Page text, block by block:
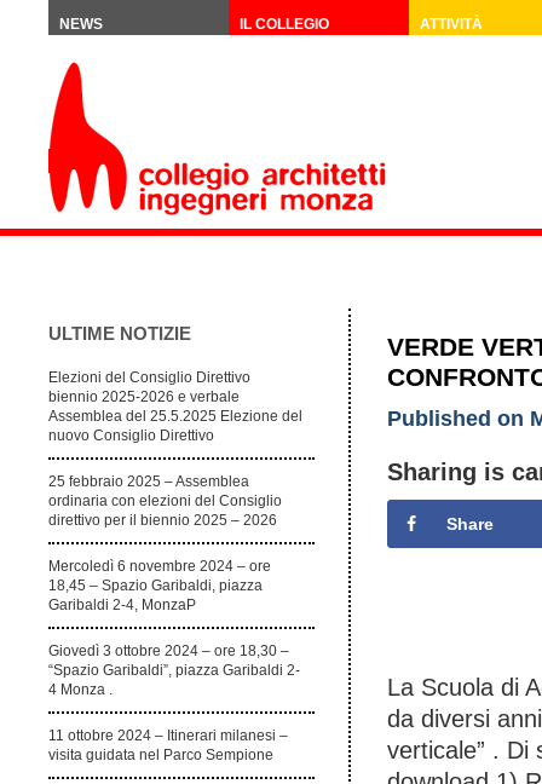
NEWS IL COLLEGIO ATTIVITÀ
ULTIME NOTIZIE
Elezioni del Consiglio Direttivo
biennio 2025-2026 e verbale
Assemblea del 25.5.2025 Elezione del
nuovo Consiglio Direttivo
25 febbraio 2025 – Assemblea
ordinaria con elezioni del Consiglio
direttivo per il biennio 2025 – 2026
Mercoledì 6 novembre 2024 – ore
18,45 – Spazio Garibaldi, piazza
Garibaldi 2-4, MonzaP
Giovedì 3 ottobre 2024 – ore 18,30 –
“Spazio Garibaldi”, piazza Garibaldi 2-
4 Monza .
11 ottobre 2024 – Itinerari milanesi –
visita guidata nel Parco Sempione
VERDE
Published on
Sharing is
Share
La Scuola di
da diversi
verticale” . Di